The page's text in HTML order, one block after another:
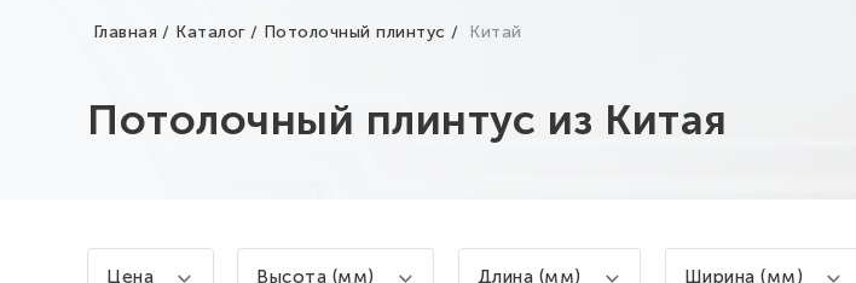
Главная Каталог Потолочный плинтус Китай
Потолочный плинтус из Китая
Цена Высота (мм) Длина (мм) Ширина (мм)